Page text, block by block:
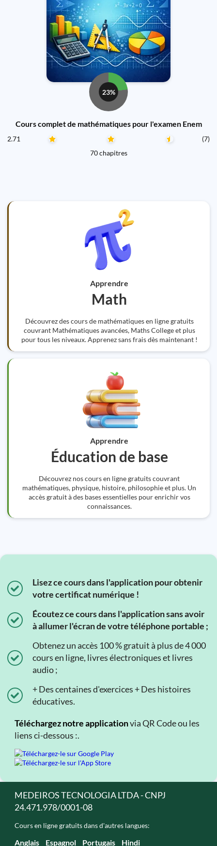
23%
Cours complet de mathématiques pour l'examen Enem
2.71
(7)
70 chapitres
Apprendre
Math
Découvrez des cours de mathématiques en ligne gratuits
couvrant Mathématiques avancées, Maths College et plus
pour tous les niveaux. Apprenez sans frais dès maintenant !
Apprendre
Éducation de base
Découvrez nos cours en ligne gratuits couvrant
mathématiques, physique, histoire, philosophie et plus. Un
accès gratuit à des bases essentielles pour enrichir vos
connaissances.
Lisez ce cours dans l'application pour obtenir
votre certificat numérique !
Écoutez ce cours dans l'application sans avoir
à allumer l'écran de votre téléphone portable ;
Obtenez un accès 100 % gratuit à plus de 4 000
cours en ligne, livres électroniques et livres
audio ;
+ Des centaines d'exercices + Des histoires
éducatives.
Téléchargez notre applicationvia QR Code ou les
liens ci-dessous :.
MEDEIROS TECNOLOGIA LTDA - CNPJ
24.471.978/0001-08
Cours en ligne gratuits dans d'autres langues:
Anglais Espagnol Portugais Hindi